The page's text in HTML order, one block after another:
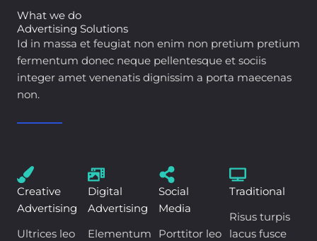
What we do
Advertising Solutions
Id in massa et feugiat non enim non pretium pretium
fermentum donec neque pellentesque et sociis
integer amet venenatis dignissim a porta maecenas
non.
Creative
Advertising
Ultrices leo
Digital
Advertising
Elementum
Social
Media
Porttitor leo
Traditional
Risus turpis
lacus fusce